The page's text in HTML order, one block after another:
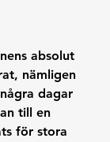
absolut
nämligen
dagar
till en
för stora